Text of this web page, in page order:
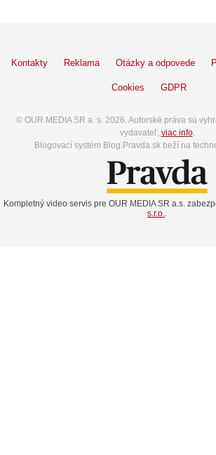
Kontakty Reklama Otázky a odpovede
Cookies GDPR
© OUR MEDIA SR a. s. 2026. Autorské práva sú
vydavateľ, viac info.
Blogovací systém Blog.Pravda.sk beží na
Kompletný video servis pre OUR MEDIA SR a.s.
s.r.o..